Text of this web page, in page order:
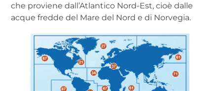
che proviene dall’Atlantico Nord-Est, cioè dalle
acque fredde del Mare del Nord e di Norvegia.